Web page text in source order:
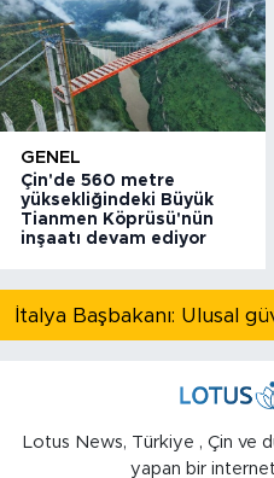
GENEL
Çin'de 560 metre
yüksekliğindeki Büyük
Tianmen Köprüsü'nün
inşaatı devam ediyor
Lotus News, Türkiye , Çin ve
yapan bir